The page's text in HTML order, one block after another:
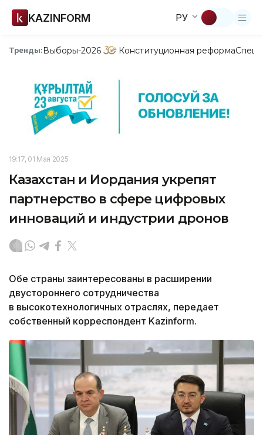
KAZINFORM РУ
Тренды:Выборы-2026 Конституционная реформа
19:17, 01 Мая 2025
Казахстан и Иордания укрепят
партнерство в сфере цифровых
инноваций и индустрии дронов
Обе страны заинтересованы в расширении
двустороннего сотрудничества
в высокотехнологичных отраслях, передает
собственный корреспондент Kazinform.